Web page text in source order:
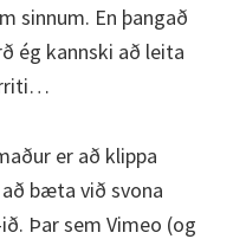
sinnum. En þangað
ég kannski að leita
er að klippa
bæta við svona
Þar sem Vimeo (og